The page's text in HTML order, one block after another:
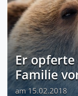
Er
Familie
am 15.02.2018